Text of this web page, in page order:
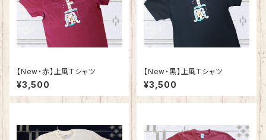
【New・赤】上風Tシャツ
¥3,500
​【New・黒】上風Tシャツ
¥3,500